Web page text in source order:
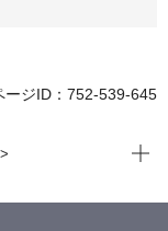
ージID：752-539-645
現在